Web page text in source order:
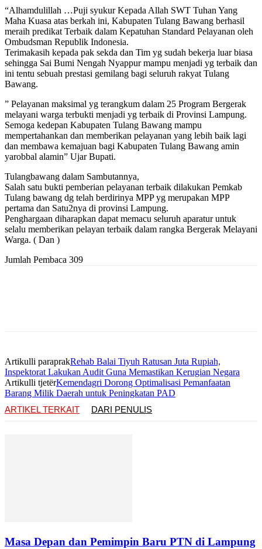
“Alhamdulillah …Puji syukur Kepada Allah SWT Tuhan Yang
Maha Kuasa atas berkah ini, Kabupaten Tulang Bawang berhasil
meraih predikat Terbaik dalam Kepatuhan Standard Pelayanan oleh
Ombudsman Republik Indonesia.
Terimakasih kepada pak sekda dan Tim yg sudah bekerja luar biasa
sehingga Sai Bumi Nengah Nyappur mampu menjadi yg terbaik dan
ini tentu sebuah prestasi gemilang bagi seluruh rakyat Tulang
Bawang.
” Pelayanan maksimal yg terangkum dalam 25 Program Bergerak
melayani warga terbukti menjadi yg terbaik di Provinsi Lampung.
Semoga kedepan Kabupaten Tulang Bawang mampu
mempertahankan dan memberikan pelayanan yang lebih baik lagi
dan membawa kemajuan bagi Kabupaten Tulang Bawang amin
yarobbal alamin” Ujar Bupati.
Tulangbawang dalam Sambutannya,
Salah satu bukti pemberian pelayanan terbaik dilakukan Pemkab
Tulang bawang dg telah berdirinya MPP yg merupakan MPP
pertama dan Satu2nya di provinsi Lampung.
Penghargaan diharapkan dapat memacu seluruh aparatur untuk
selalu memberikan pelayan terbaik dalam rangka Bergerak Melayani
Warga. ( Dan )
Jumlah Pembaca 309
Artikulli paraprakRehab Balai Tiyuh Ratusan Juta Rupiah,
Inspektorat Lakukan Audit Guna Memastikan Kerugian Negara
Artikulli tjetërKemendagri Dorong Optimalisasi Pemanfaatan
Barang Milik Daerah untuk Peningkatan PAD
ARTIKEL TERKAIT
DARI PENULIS
Masa Depan dan Pemimpin Baru PTN di Lampung